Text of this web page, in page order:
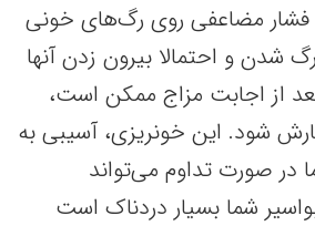
فشار مضاعفی روی رگ‌های خونی
شدن و احتمالا بیرون زدن آنها
از اجابت مزاج ممکن است،
شود. این خونریزی، آسیبی به
در صورت تداوم می‌تواند
شما بسیار دردناک است